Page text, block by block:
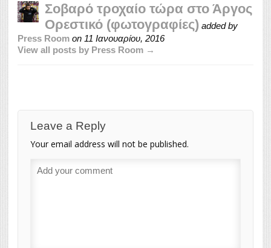
Σοβαρό τροχαίο τώρα στο Άργος
Ορεστικό (φωτογραφίες) added by
Press Room on 11 Ιανουαρίου, 2016
View all posts by Press Room →
Leave a Reply
Your email address will not be published.